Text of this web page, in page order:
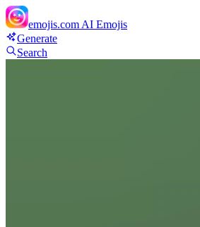
emojis.com AI Emojis
Generate
Search